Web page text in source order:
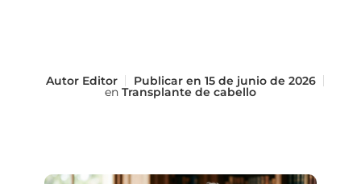
AutorEditor Publicar en 15 de junio de 2026
en Transplante de cabello